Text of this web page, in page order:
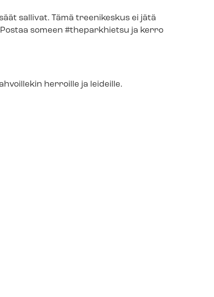
sallivat. Tämä treenikeskus ei jätä
someen #theparkhietsu ja kerro
herroille ja leideille.